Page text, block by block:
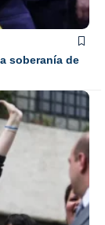
soberanía de